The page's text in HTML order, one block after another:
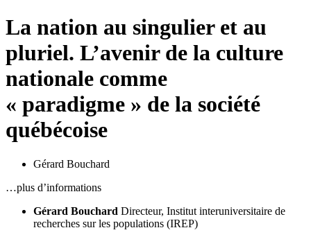
La nation au singulier et au
pluriel. L’avenir de la culture
nationale comme
« paradigme » de la société
québécoise
Gérard Bouchard
…plus d’informations
Gérard Bouchard Directeur, Institut interuniversitaire de
recherches sur les populations (IREP)